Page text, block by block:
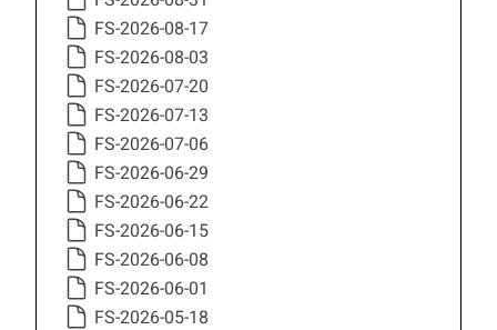
FS-2026-08-17
FS-2026-08-03
FS-2026-07-20
FS-2026-07-13
FS-2026-07-06
FS-2026-06-29
FS-2026-06-22
FS-2026-06-15
FS-2026-06-08
FS-2026-06-01
FS-2026-05-18